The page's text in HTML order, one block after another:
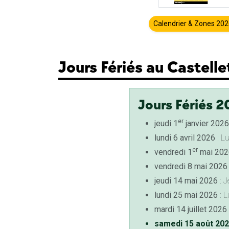
Calendrier & Zones
Jours Fériés au
Jours Fériés
jeudi 1 erjanvier 2026
lundi 6 avril 2026 :
vendredi 1 ermai
vendredi 8 mai 2026
jeudi 14 mai 2026 :
lundi 25 mai 2026 :
mardi 14 juillet 2026
samedi 15 août